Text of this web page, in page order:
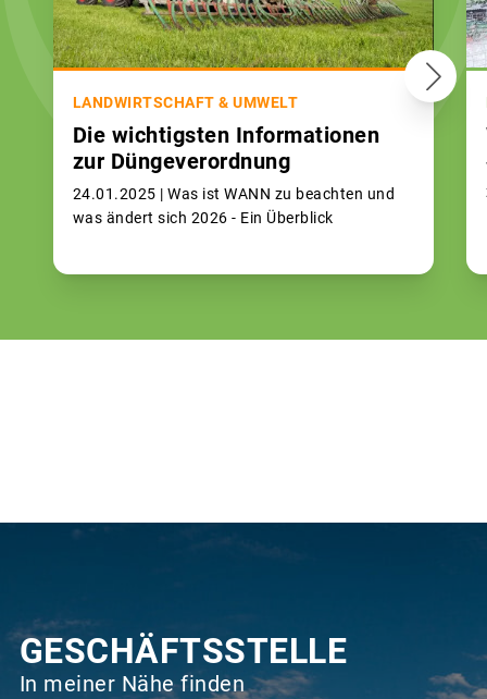
LANDWIRTSCHAFT & UMWELT
Die wichtigsten Informationen
zur Düngeverordnung
24.01.2025 | Was ist WANN zu beachten und
was ändert sich 2026 - Ein Überblick
GESCHÄFTSSTELLE
In meiner Nähe finden